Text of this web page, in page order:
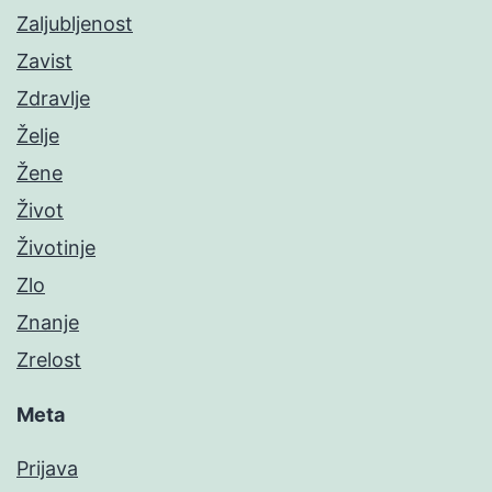
Zaljubljenost
Zavist
Zdravlje
Želje
Žene
Život
Životinje
Zlo
Znanje
Zrelost
Meta
Prijava